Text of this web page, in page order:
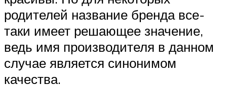
родителей название бренда все-
таки имеет решающее значение,
ведь имя производителя в данном
случае является синонимом
качества.